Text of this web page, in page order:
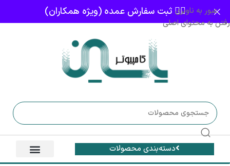
عبور به ناوبری
رفتن به محتوای اصلی
👈🏻 ثبت سفارش عمده (ویژه همکاران)
دسته‌بندی محصولات